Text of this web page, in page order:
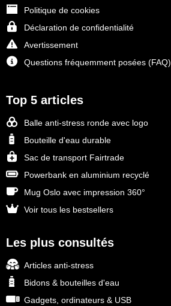
Politique de cookies
Déclaration de confidentialité
Avertissement
Questions fréquemment posées (FAQ)
Top 5 articles
Balle anti-stress ronde avec logo
Bouteille d'eau durable
Sac de transport Fairtrade
Powerbank en aluminium recyclé
Mug Oslo avec impression 360°
Voir tous les bestsellers
Les plus consultés
Articles anti-stress
Bidons & bouteilles d'eau
Gadgets, ordinateurs & USB